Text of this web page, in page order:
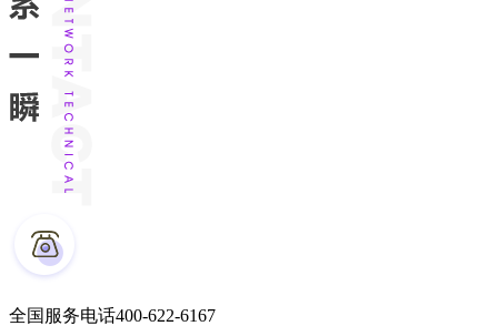
全国服务电话400-622-6167